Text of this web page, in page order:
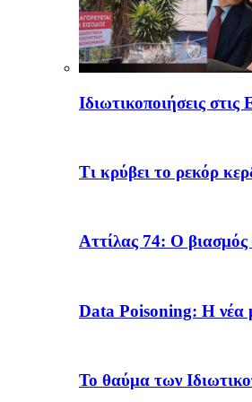
Ιδιωτικοποιήσεις
Τι κρύβει το ρεκόρ
Αττίλας 74: Ο
Data Poisoning: Η νέα
Το θαύμα των